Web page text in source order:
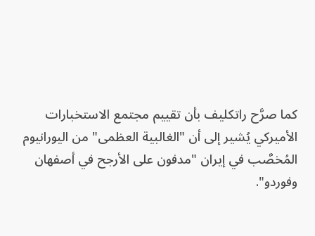
كما صرَّح راتكليف بأن تقييم مجتمع الاستخبارات
الأميركي يُشير إلى أن "الغالبية العظمى" من اليورانيوم
المُخصَّب في إيران "مدفون على الأرجح في أصفهان
وفوردو".